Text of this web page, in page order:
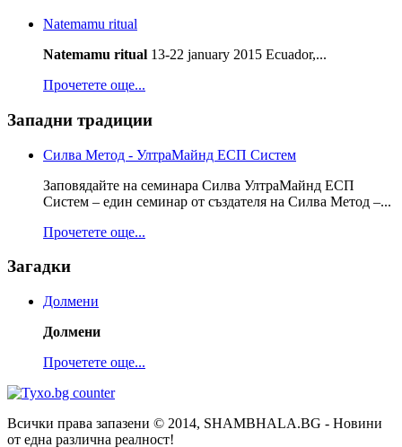
Natemamu ritual
Natemamu ritual 13-22 january 2015 Ecuador,...
Прочетете още...
Западни традиции
Силва Метод - УлтраМайнд ЕСП Систем
Заповядайте на семинара Силва УлтраМайнд ЕСП
Систем – един семинар от създателя на Силва Метод –...
Прочетете още...
Загадки
Долмени
Долмени
Прочетете още...
Всички права запазени © 2014, SHAMBHALA.BG - Новини
от една различна реалност!